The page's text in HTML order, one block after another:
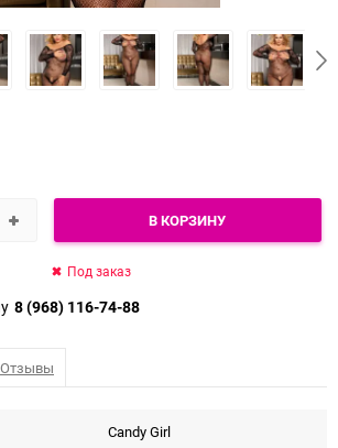
В КОРЗИНУ
Под заказ
8 (968) 116-74-88
Отзывы
Candy Girl